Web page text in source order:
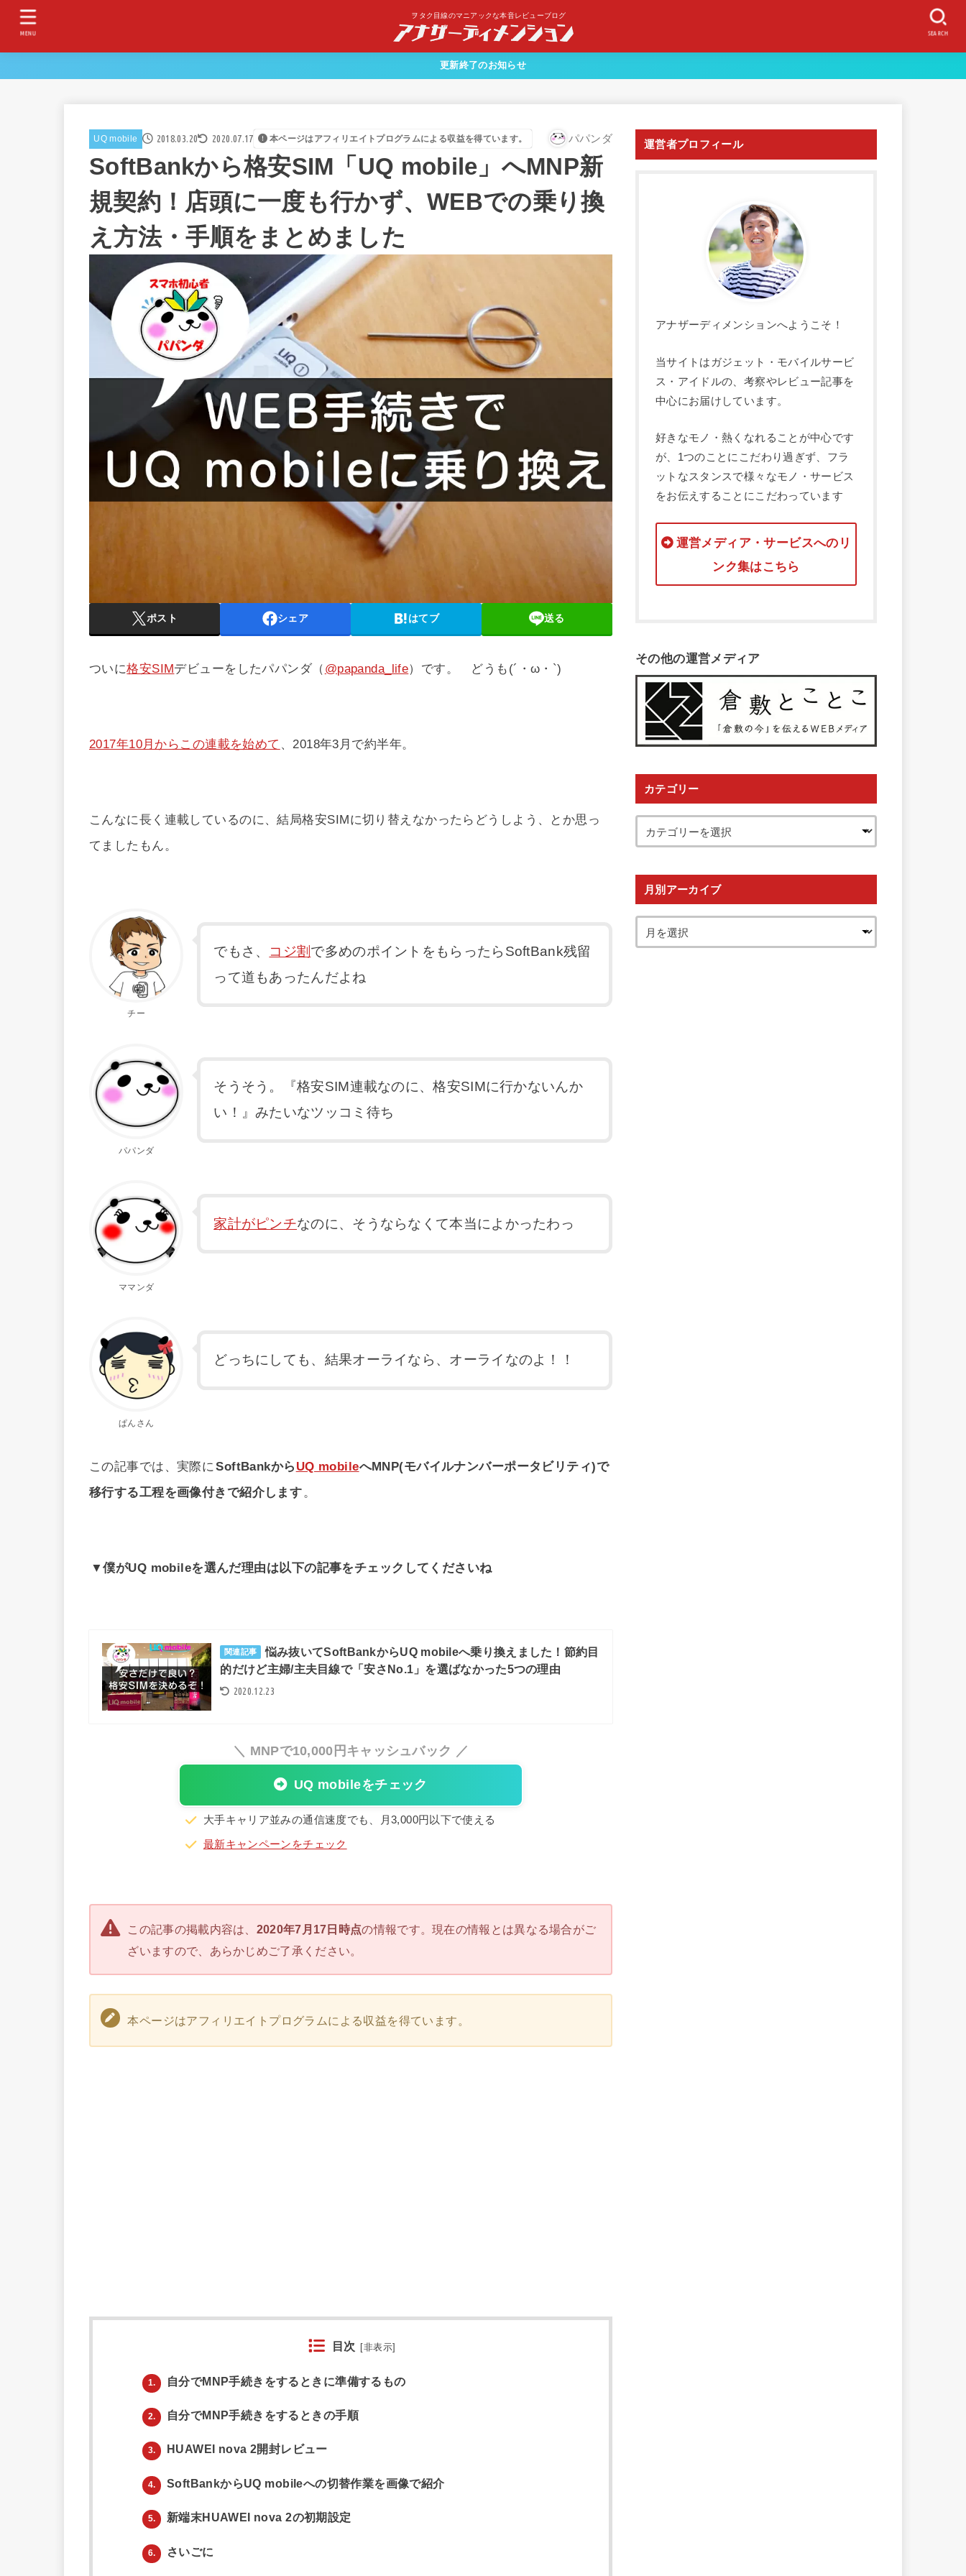
ヲタク目線のマニアックな本音レビューブログ
SEARCH
MENU
更新終了のお知らせ
UQ mobile 2018.03.20 2020.07.17 本ページはアフィリエイトプログラムによる収益を得ています。 パパンダ
SoftBankから格安SIM「UQ mobile」へMNP新
規契約！店頭に一度も行かず、WEBでの乗り換
え方法・手順をまとめました
ポスト シェア はてブ 送る
ついに格安SIMデビューをしたパパンダ（ @papanda_life）です。 どうも(´・ω・`)
2017年10月からこの連載を始めて 、2018年3月で約半年。
こんなに長く連載しているのに、結局格安SIMに切り替えなかったらどうしよう、とか思っ
てましたもん。
チー
でもさ、 コジ割 で多めのポイントをもらったらSoftBank残留
って道もあったんだよね
パパンダ
そうそう。『格安SIM連載なのに、格安SIMに行かないんか
い！』みたいなツッコミ待ち
ママンダ
家計がピンチなのに、そうならなくて本当によかったわっ
ぱんさん
どっちにしても、結果オーライなら、オーライなのよ！！
この記事では、実際に SoftBankから UQ mobileへMNP(モバイルナンバーポータビリティ)で
移行する工程を画像付きで紹介します 。
▼僕がUQ mobileを選んだ理由は以下の記事をチェックしてくださいね
関連記事
悩み抜いてSoftBankからUQ mobileへ乗り換えました！節約目
的だけど主婦/主夫目線で「安さNo.1」を選ばなかった5つの理由
2020.12.23
＼ MNPで10,000円キャッシュバック ／
UQ mobileをチェック
大手キャリア並みの通信速度でも、月3,000円以下で使える
最新キャンペーンをチェック
この記事の掲載内容は、 2020年7月17日時点の情報です。現在の情報とは異なる場合がご
ざいますので、あらかじめご了承ください。
本ページはアフィリエイトプログラムによる収益を得ています。
目次 [非表示]
1. 自分でMNP手続きをするときに準備するもの
2. 自分でMNP手続きをするときの手順
3. HUAWEI nova 2開封レビュー
4. SoftBankからUQ mobileへの切替作業を画像で紹介
5. 新端末HUAWEI nova 2の初期設定
6. さいごに
運営者プロフィール
アナザーディメンションへようこそ！
当サイトはガジェット・モバイルサービ
ス・アイドルの、考察やレビュー記事を
中心にお届けしています。
好きなモノ・熱くなれることが中心です
が、1つのことにこだわり過ぎず、フラ
ットなスタンスで様々なモノ・サービス
をお伝えすることにこだわっています
運営メディア・サービスへのリ
ンク集はこちら
その他の運営メディア
カテゴリー
月別アーカイブ